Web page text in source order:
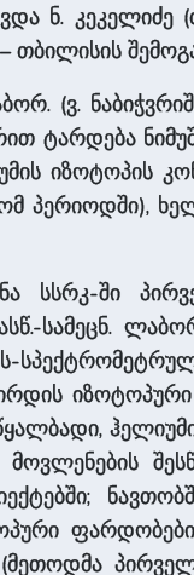
ნ. კეკელიძე
თბილისის
(ვ.
ტარდება
იზოტოპის
პერიოდში),
სსრკ-ში
სამეცნ.